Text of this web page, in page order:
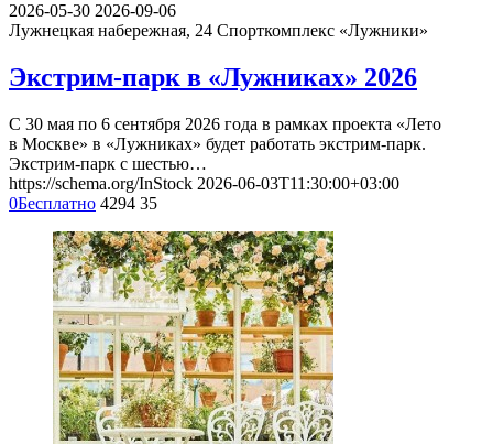
2026-05-30 2026-09-06
Лужнецкая набережная, 24 Спорткомплекс «Лужники»
Экстрим-парк в «Лужниках» 2026
С 30 мая по 6 сентября 2026 года в рамках проекта «Лето
в Москве» в «Лужниках» будет работать экстрим-парк.
Экстрим-парк с шестью…
https://schema.org/InStock 2026-06-03T11:30:00+03:00
0Бесплатно 4294 35